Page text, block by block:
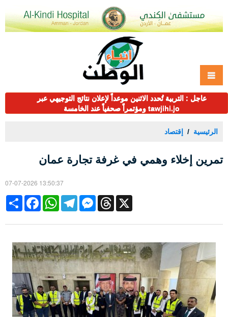
عاجل : التربية تُحدد الاثنين موعداً لإعلان نتائج التوجيهي عبر
tawjihi.jo ومؤتمراً صحفياً عند الخامسة
الرئيسية إقتصاد
تمرين إخلاء وهمي في غرفة تجارة عمان
07-07-2026 13:50:37
Share
FacebookWhatsAppTelegramMessengerThreads X